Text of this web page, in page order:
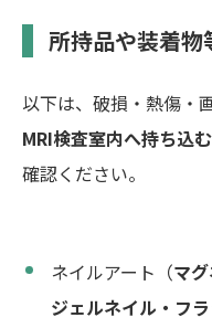
所持品や装着
以下は、破損・熱傷・
MRI検査室内へ持ち込
確認ください。
ネイルアート（マ
ジェルネイル・フ